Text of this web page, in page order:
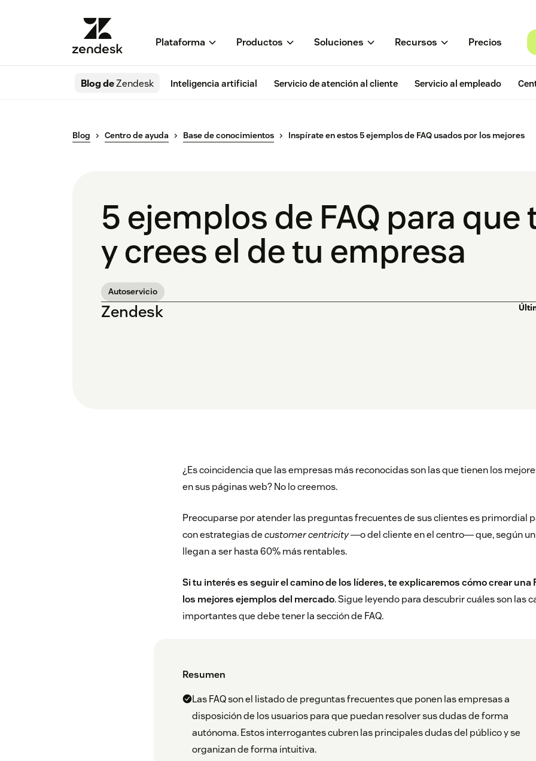
Plataforma Productos Soluciones Recursos Precios
Blog deZendesk Inteligencia artificial Servicio de atención al cliente Servicio al empleado
Blog Centro de ayuda Base de conocimientos Inspírate en estos 5 ejemplos de FAQ usados por los mejores
5 ejemplos de FAQ para
y crees el de tu empresa
Autoservicio
Zendesk
¿Es coincidencia que las empresas más reconocidas son las que tienen los
en sus páginas web? No lo creemos.
Preocuparse por atender las preguntas frecuentes de sus clientes es primordial
con estrategias decustomer centricity―o del cliente en el centro― que, según
llegan a ser hasta 60% más rentables.
Si tu interés es seguir el camino de los líderes, te explicaremos cómo crear una
los mejores ejemplos del mercado. Sigue leyendo para descubrir cuáles son las
importantes que debe tener la sección de FAQ.
Resumen
Las FAQ son el listado de preguntas frecuentes que ponen las empresas a
disposición de los usuarios para que puedan resolver sus dudas de forma
autónoma. Estos interrogantes cubren las principales dudas del público y se
organizan de forma intuitiva.